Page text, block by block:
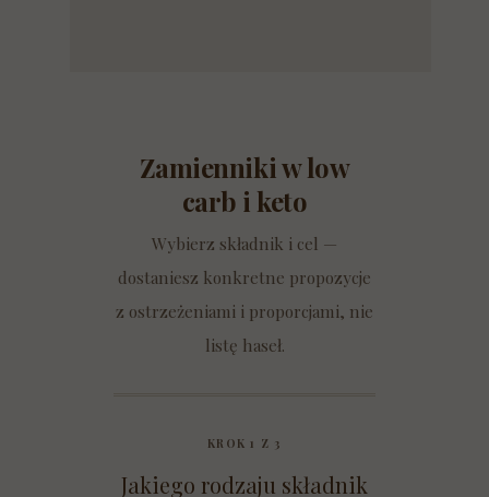
Zamienniki w low
carb i keto
Wybierz składnik i cel —
dostaniesz konkretne propozycje
z ostrzeżeniami i proporcjami, nie
listę haseł.
KROK 1 Z 3
Jakiego rodzaju składnik